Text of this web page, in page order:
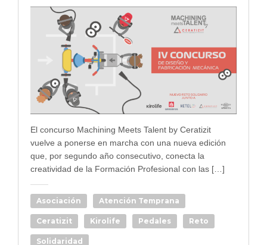
El concurso Machining Meets Talent by Ceratizit
vuelve a ponerse en marcha con una nueva edición
que, por segundo año consecutivo, conecta la
creatividad de la Formación Profesional con las […]
Asociación Atención Temprana
Ceratizit Kirolife Pedales Reto
Solidaridad